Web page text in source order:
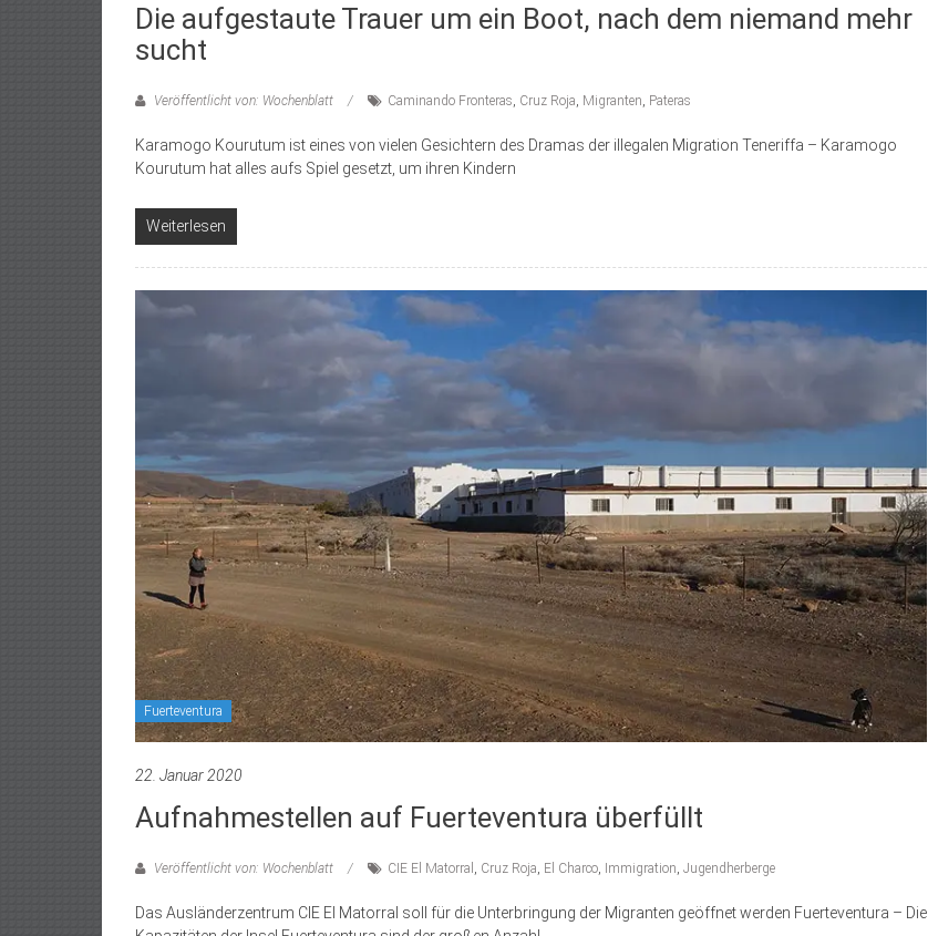
Die aufgestaute Trauer um ein Boot, nach dem niemand mehr
sucht
Veröffentlicht von: Wochenblatt Caminando Fronteras Cruz Roja Migranten Pateras
Karamogo Kourutum ist eines von vielen Gesichtern des Dramas der illegalen Migration Teneriffa – Karamogo
Kourutum hat alles aufs Spiel gesetzt, um ihren Kindern
Weiterlesen
Fuerteventura
22. Januar 2020
Aufnahmestellen auf Fuerteventura überfüllt
Veröffentlicht von: Wochenblatt CIE El Matorral , Cruz Roja, El Charco, Immigration, Jugendherberge
Das Ausländerzentrum CIE El Matorral soll für die Unterbringung der Migranten geöffnet werden Fuerteventura – Die